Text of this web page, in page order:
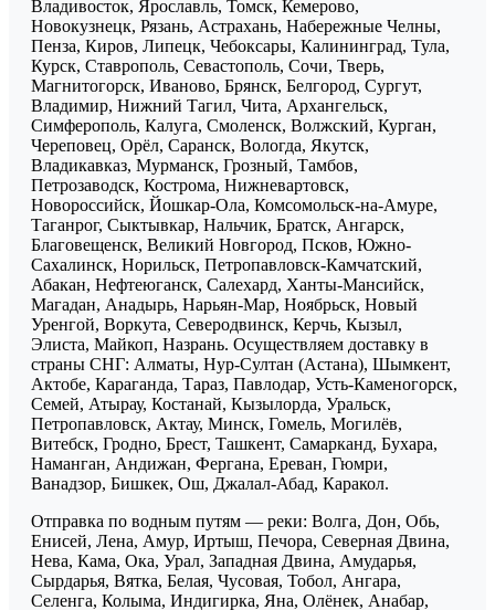
Владивосток, Ярославль, Томск, Кемерово,
Новокузнецк, Рязань, Астрахань, Набережные Челны,
Пенза, Киров, Липецк, Чебоксары, Калининград, Тула,
Курск, Ставрополь, Севастополь, Сочи, Тверь,
Магнитогорск, Иваново, Брянск, Белгород, Сургут,
Владимир, Нижний Тагил, Чита, Архангельск,
Симферополь, Калуга, Смоленск, Волжский, Курган,
Череповец, Орёл, Саранск, Вологда, Якутск,
Владикавказ, Мурманск, Грозный, Тамбов,
Петрозаводск, Кострома, Нижневартовск,
Новороссийск, Йошкар-Ола, Комсомольск-на-Амуре,
Таганрог, Сыктывкар, Нальчик, Братск, Ангарск,
Благовещенск, Великий Новгород, Псков, Южно-
Сахалинск, Норильск, Петропавловск-Камчатский,
Абакан, Нефтеюганск, Салехард, Ханты-Мансийск,
Магадан, Анадырь, Нарьян-Мар, Ноябрьск, Новый
Уренгой, Воркута, Северодвинск, Керчь, Кызыл,
Элиста, Майкоп, Назрань. Осуществляем доставку в
страны СНГ: Алматы, Нур-Султан (Астана), Шымкент,
Актобе, Караганда, Тараз, Павлодар, Усть-Каменогорск,
Семей, Атырау, Костанай, Кызылорда, Уральск,
Петропавловск, Актау, Минск, Гомель, Могилёв,
Витебск, Гродно, Брест, Ташкент, Самарканд, Бухара,
Наманган, Андижан, Фергана, Ереван, Гюмри,
Ванадзор, Бишкек, Ош, Джалал-Абад, Каракол.
Отправка по водным путям — реки: Волга, Дон, Обь,
Енисей, Лена, Амур, Иртыш, Печора, Северная Двина,
Нева, Кама, Ока, Урал, Западная Двина, Амударья,
Сырдарья, Вятка, Белая, Чусовая, Тобол, Ангара,
Селенга, Колыма, Индигирка, Яна, Олёнек, Анабар,